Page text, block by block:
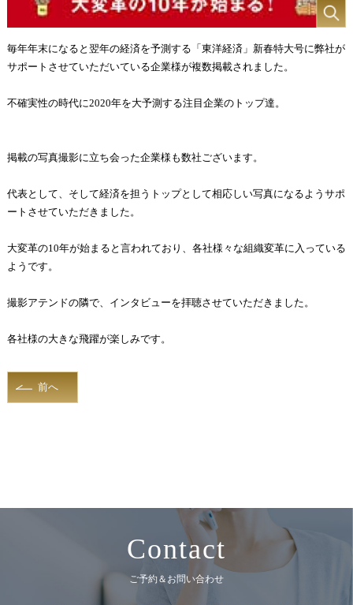
毎年年末になると翌年の経済を予測する「東洋経済」新春特大号に弊社が
サポートさせていただいている企業様が複数掲載されました。
不確実性の時代に2020年を大予測する注目企業のトップ達。
掲載の写真撮影に立ち会った企業様も数社ございます。
代表として、そして経済を担うトップとして相応しい写真になるようサポ
ートさせていただきました。
大変革の10年が始まると言われており、各社様々な組織変革に入っている
ようです。
撮影アテンドの隣で、インタビューを拝聴させていただきました。
各社様の大きな飛躍が楽しみです。
前へ
Contact
ご予約＆お問い合わせ